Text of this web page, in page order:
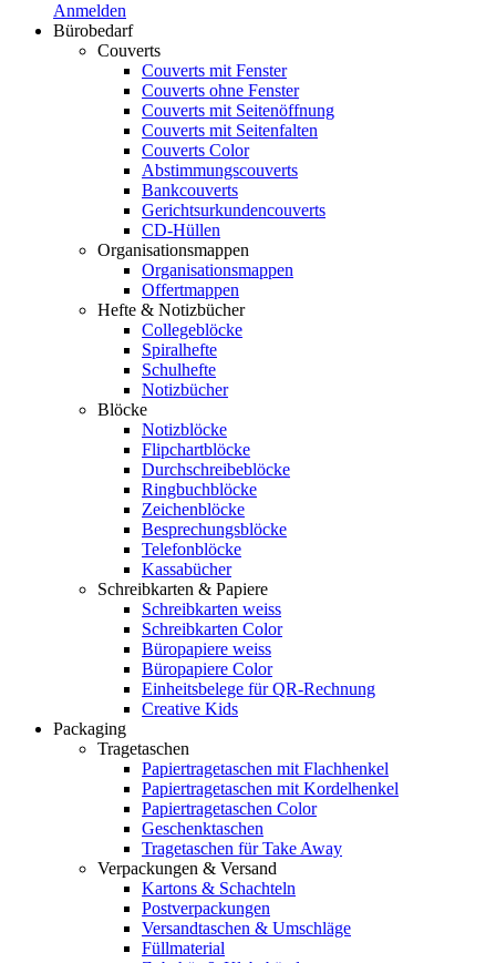
Anmelden
Bürobedarf
Couverts
Couverts mit Fenster
Couverts ohne Fenster
Couverts mit Seitenöffnung
Couverts mit Seitenfalten
Couverts Color
Abstimmungscouverts
Bankcouverts
Gerichtsurkundencouverts
CD-Hüllen
Organisationsmappen
Organisationsmappen
Offertmappen
Hefte & Notizbücher
Collegeblöcke
Spiralhefte
Schulhefte
Notizbücher
Blöcke
Notizblöcke
Flipchartblöcke
Durchschreibeblöcke
Ringbuchblöcke
Zeichenblöcke
Besprechungsblöcke
Telefonblöcke
Kassabücher
Schreibkarten & Papiere
Schreibkarten weiss
Schreibkarten Color
Büropapiere weiss
Büropapiere Color
Einheitsbelege für QR-Rechnung
Creative Kids
Packaging
Tragetaschen
Papiertragetaschen mit Flachhenkel
Papiertragetaschen mit Kordelhenkel
Papiertragetaschen Color
Geschenktaschen
Tragetaschen für Take Away
Verpackungen & Versand
Kartons & Schachteln
Postverpackungen
Versandtaschen & Umschläge
Füllmaterial